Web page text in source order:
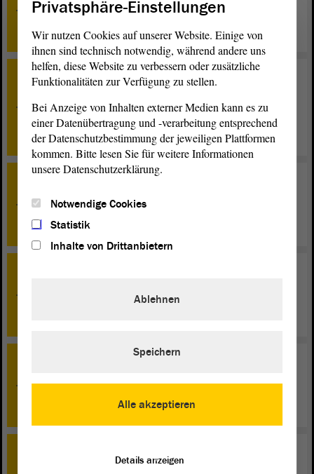
Entwurf eines Achten Gesetzes zur Änderung des
Wahlgesetzes des Landes Sachsen-Anhalt - Zweite
Beratung
TOP 15
des Abkommens über die Errichtung und Finanzierung
des Instituts für medizinische und pharmazeutische
Prüfungsaufgaben - Zweite Beratung
Entwurf eines Gesetzes zur Änderung des Kinder- und
Jugendhilfegesetzes des Landes Sachsen-Anhalt - Erste
Beratung
Errichtung der Investitionsbank Sachsen-Anhalt als
Privatsphäre-Einstellungen
Wir nutzen Cookies auf unserer Website. Einige von
ihnen sind technisch notwendig, während andere uns
helfen, diese Website zu verbessern oder zusätzliche
Funktionalitäten zur Verfügung zu stellen.
Bei Anzeige von Inhalten externer Medien kann es zu
einer Datenübertragung und -verarbeitung entsprechend
der Datenschutzbestimmung der jeweiligen Plattformen
kommen. Bitte lesen Sie für weitere Informationen
unsere Datenschutzerklärung.
Notwendige Cookies
Statistik
Inhalte von Drittanbietern
Alle akzeptieren
Ablehnen
Speichern
Details anzeigen